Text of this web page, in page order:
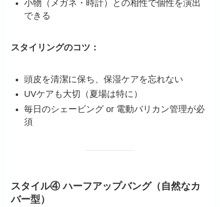
小物（メガネ・時計）との相性で個性を演出
できる
スタイリングのコツ：
頭皮を清潔に保ち、保湿ケアを忘れない
UVケアも大切（夏場は特に）
毎日のシェービング or 電動バリカン管理が必
須
スタイル④ ハーフアップバング（自然なカ
バー型）